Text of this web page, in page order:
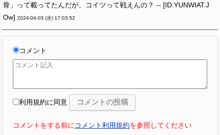
骨」って載ってたんだが、コイツって戦えんの？ -- [ID:YUNWIAT.J
Ow] 2024-04-03 (水) 17:03:52
コメント
利用規約に同意
コメントをする前に コメント利用規約を参照してください